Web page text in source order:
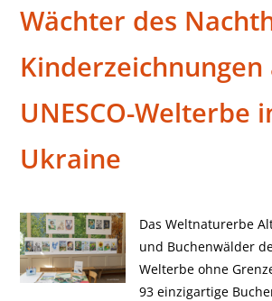
Wächter des
Kinderzeichnungen
UNESCO-Welterbe
Ukraine
Das Weltnaturerbe
und Buchenwälder
Welterbe ohne
93 einzigartige